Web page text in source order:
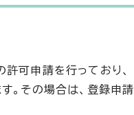
可申請を行っており、
。その場合は、登録申請